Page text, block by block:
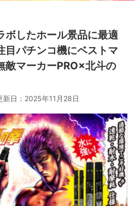
ボしたホール景品に最適
目パチンコ機にベストマ
敵マーカーPRO×北斗の
日： 2025年11月28日